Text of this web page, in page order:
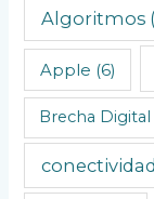
C
n
Algoritmos
Apple (6)
Brecha Digital